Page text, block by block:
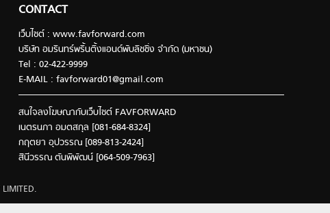
CONTACT
เว็บไซต์ : www.favforward.com
บริษัท อมรินทร์พริ้นติ้งแอนด์พับลิชชิ่ง จำกัด (มหาชน)
Tel : 02-422-9999
E-MAIL : favforward01@gmail.com
สนใจลงโฆษณากับเว็บไซต์ FAVFORWARD
เนตรนภา อมตสกุล [081-684-8324]
กฤตยา อุปวรรณ [089-813-2424]
สินีวรรณ ตันพิพัฒน์ [064-509-7963]